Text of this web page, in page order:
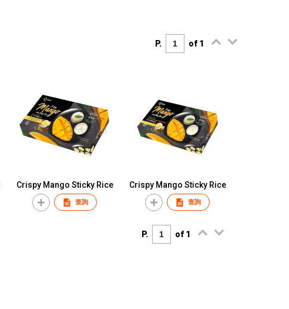
P. of 1
Crispy Mango Sticky Rice
查詢
Crispy Mango Sticky Rice
查詢
P. of 1